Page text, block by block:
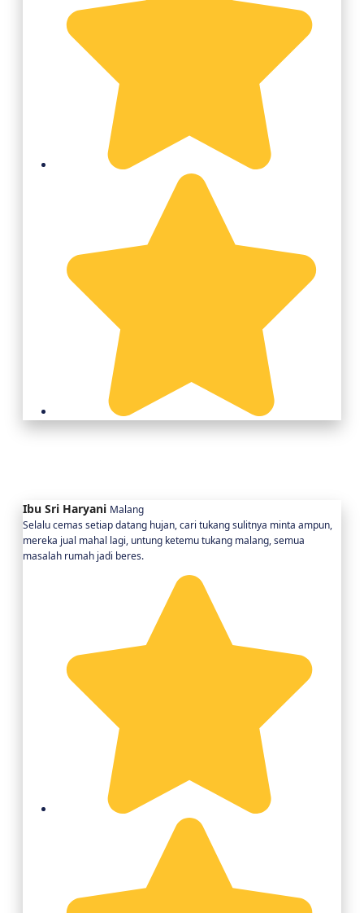
Ibu Sri Haryani Malang
Selalu cemas setiap datang hujan, cari tukang sulitnya minta ampun,
mereka jual mahal lagi, untung ketemu tukang malang, semua
masalah rumah jadi beres.